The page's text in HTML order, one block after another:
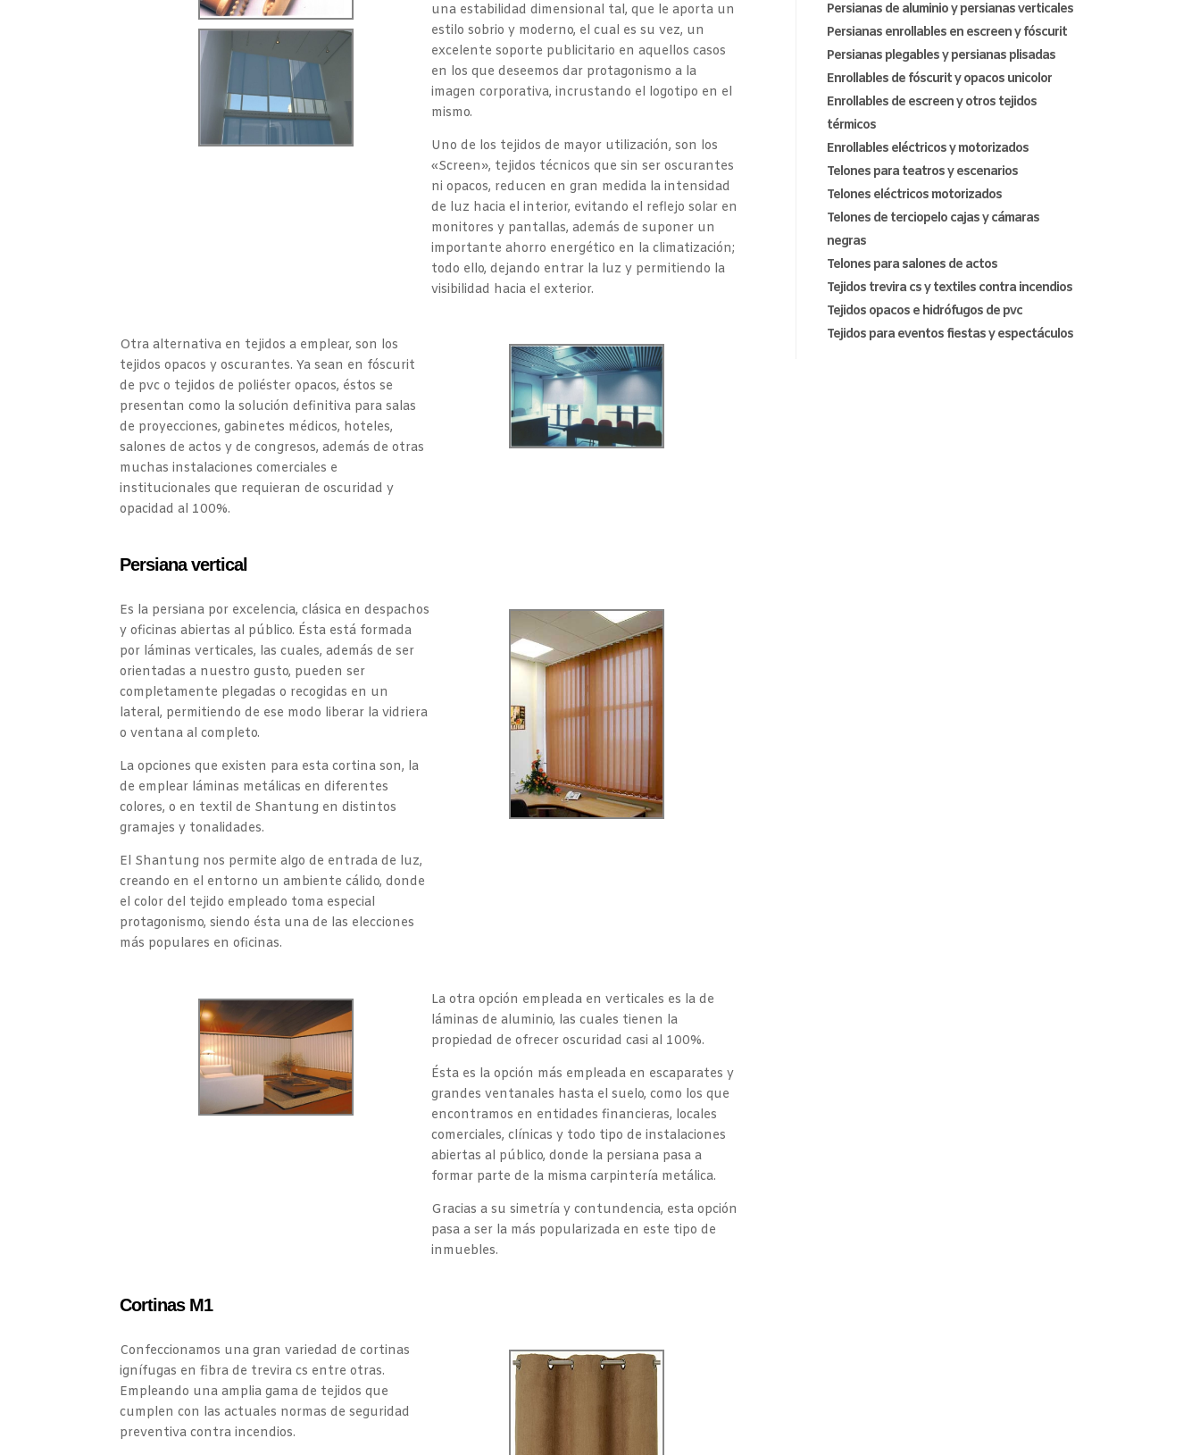
una estabilidad dimensional tal, que le aporta un
estilo sobrio y moderno, el cual es su vez, un
excelente soporte publicitario en aquellos casos
en los que deseemos dar protagonismo a la
imagen corporativa, incrustando el logotipo en el
mismo.
Uno de los tejidos de mayor utilización, son los
«Screen», tejidos técnicos que sin ser oscurantes
ni opacos, reducen en gran medida la intensidad
de luz hacia el interior, evitando el reflejo solar en
monitores y pantallas, además de suponer un
importante ahorro energético en la climatización;
todo ello, dejando entrar la luz y permitiendo la
visibilidad hacia el exterior.
Otra alternativa en tejidos a emplear, son los
tejidos opacos y oscurantes. Ya sean en fóscurit
de pvc o tejidos de poliéster opacos, éstos se
presentan como la solución definitiva para salas
de proyecciones, gabinetes médicos, hoteles,
salones de actos y de congresos, además de otras
muchas instalaciones comerciales e
institucionales que requieran de oscuridad y
opacidad al 100%.
Persiana vertical
Es la persiana por excelencia, clásica en despachos
y oficinas abiertas al público. Ésta está formada
por láminas verticales, las cuales, además de ser
orientadas a nuestro gusto, pueden ser
completamente plegadas o recogidas en un
lateral, permitiendo de ese modo liberar la vidriera
o ventana al completo.
La opciones que existen para esta cortina son, la
de emplear láminas metálicas en diferentes
colores, o en textil de Shantung en distintos
gramajes y tonalidades.
El Shantung nos permite algo de entrada de luz,
creando en el entorno un ambiente cálido, donde
el color del tejido empleado toma especial
protagonismo, siendo ésta una de las elecciones
más populares en oficinas.
La otra opción empleada en verticales es la de
láminas de aluminio, las cuales tienen la
propiedad de ofrecer oscuridad casi al 100%.
Ésta es la opción más empleada en escaparates y
grandes ventanales hasta el suelo, como los que
encontramos en entidades financieras, locales
comerciales, clínicas y todo tipo de instalaciones
abiertas al público, donde la persiana pasa a
formar parte de la misma carpintería metálica.
Gracias a su simetría y contundencia, esta opción
pasa a ser la más popularizada en este tipo de
inmuebles.
Cortinas M1
Confeccionamos una gran variedad de cortinas
ignífugas en fibra de trevira cs entre otras.
Empleando una amplia gama de tejidos que
cumplen con las actuales normas de seguridad
preventiva contra incendios.
Persianas de aluminio y persianas verticales
Persianas enrollables en escreen y fóscurit
Persianas plegables y persianas plisadas
Enrollables de fóscurit y opacos unicolor
Enrollables de escreen y otros tejidos
térmicos
Enrollables eléctricos y motorizados
Telones para teatros y escenarios
Telones eléctricos motorizados
Telones de terciopelo cajas y cámaras
negras
Telones para salones de actos
Tejidos trevira cs y textiles contra incendios
Tejidos opacos e hidrófugos de pvc
Tejidos para eventos fiestas y espectáculos